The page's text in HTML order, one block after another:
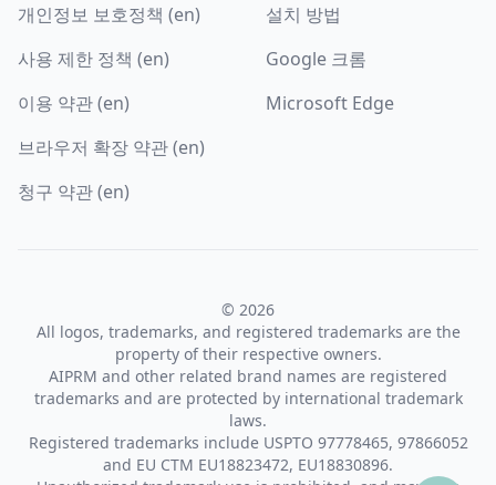
개인정보 보호정책 (en)
사용 제한 정책 (en)
이용 약관 (en)
브라우저 확장 약관 (en)
청구 약관 (en)
설치 방법
Google 크롬
Microsoft Edge
© 2026
All logos, trademarks, and registered trademarks are the
property of their respective owners.
AIPRM and other related brand names are registered
trademarks and are protected by international trademark
laws.
Registered trademarks include USPTO 97778465, 97866052
and EU CTM EU18823472, EU18830896.